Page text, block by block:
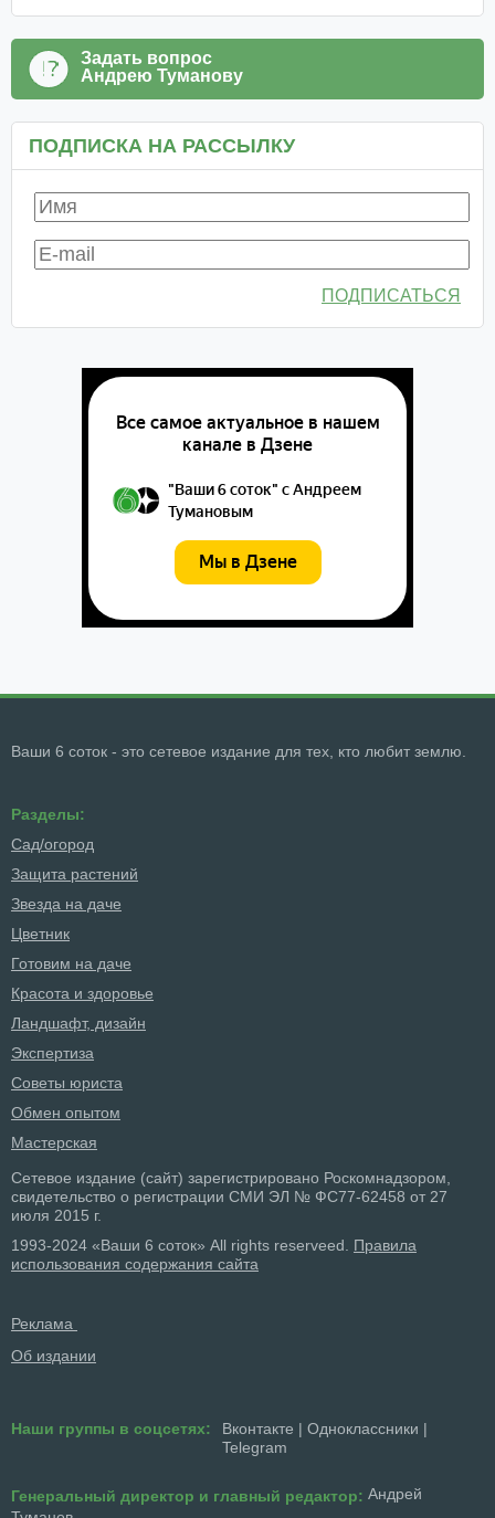
Задать вопрос
Андрею Туманову
ПОДПИСКА НА РАССЫЛКУ
ПОДПИСАТЬСЯ
Ваши 6 соток - это сетевое издание для тех, кто любит землю.
Разделы:
Сад/огород
Защита растений
Звезда на даче
Цветник
Готовим на даче
Красота и здоровье
Ландшафт, дизайн
Экспертиза
Советы юриста
Обмен опытом
Мастерская
Сетевое издание (сайт) зарегистрировано Роскомнадзором,
свидетельство о регистрации СМИ ЭЛ № ФС77-62458 от 27
июля 2015 г.
1993-2024 «Ваши 6 соток» All rights reserveed. Правила
использования содержания сайта
Реклама
Об издании
Наши группы в соцсетях: Вконтакте | Одноклассники |
Telegram
Генеральный директор и главный редактор: Андрей